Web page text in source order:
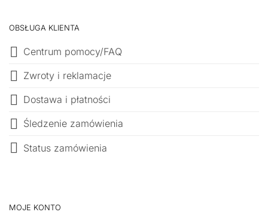
OBSŁUGA KLIENTA
Centrum pomocy/FAQ
Zwroty i reklamacje
Dostawa i płatności
Śledzenie zamówienia
Status zamówienia
MOJE KONTO